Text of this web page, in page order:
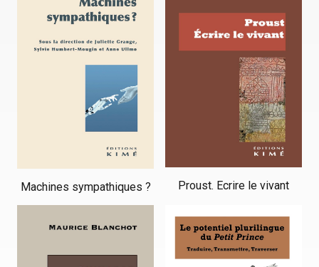
Machines sympathiques ? Proust. Ecrire le vivant